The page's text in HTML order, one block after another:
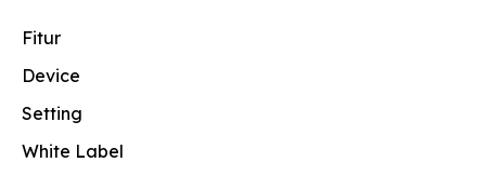
Fitur
Device
Setting
White Label